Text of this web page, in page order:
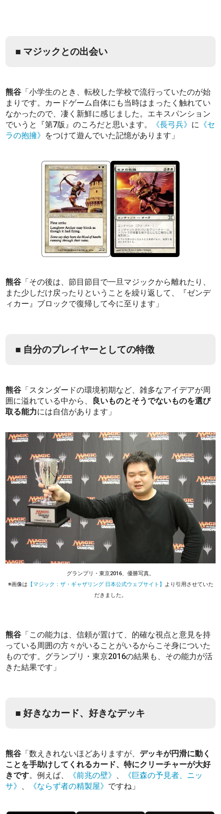
■ マジックとの出会い
熊谷 「小学生のとき、転校した学校で流行っていたのが始
まりです。カードゲーム自体にも当時はまったく触れてい
なかったので、凄く新鮮に感じました。エキスパンション
でいうと『第7版』のころだと思います。
《長弓兵》 に 《セ
ラの抱擁》 をつけて遊んでいた記憶があります」
熊谷 「その後は、節目節目で一旦マジックから離れたり、
また少しだけ戻ったりということを繰り返して、『ゼンデ
ィカー』ブロックで復帰して今に至ります」
■ 自分のプレイヤーとしての特徴
熊谷 「スタンダードの環境初期など、雑多なアイデアが周
囲に溢れている中から、 良いものとそうでないものを選び
取る能力には自信があります」
グランプリ・東京2016、優勝写真。
※画像は 【マジック：ザ・ギャザリング 日本公式ウェブサイト】
より引用させていた
だきました。
熊谷 「この能力は、信頼が置けて、的確な視点と意見を持
っている周囲の方々がいることがいるからこそ身についた
ものです。グランプリ・東京2016の結果も、その能力が活
きた結果です」
■ 好きなカード、好きなデッキ
熊谷 「数えきれないほどありますが、 デッキが円滑に動く
ことを手助けしてくれるカード、特にクリーチャーが大好
きです。例えば、 《前兆の壁》
《巨森の予見者、ニッ
サ》
《ならず者の精製屋》 ですね」